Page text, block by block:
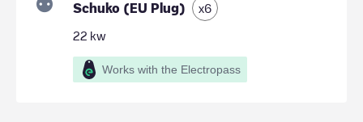
Schuko (EU Plug) x6
22 kw
Works with the Electropass